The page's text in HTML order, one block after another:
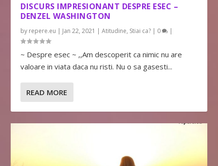
DISCURS IMPRESIONANT DESPRE ESEC –
DENZEL WASHINGTON
by repere.eu | Jan 22, 2021 |Atitudine, Stiai ca? | 0 |
~ Despre esec ~ ,,Am descoperit ca nimic nu are
valoare in viata daca nu risti. Nu o sa gasesti...
READ MORE